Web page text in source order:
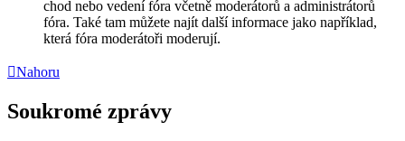
chod nebo vedení fóra včetně moderátorů a administrátorů
fóra. Také tam můžete najít další informace jako například,
která fóra moderátoři moderují.
Nahoru
Soukromé zprávy